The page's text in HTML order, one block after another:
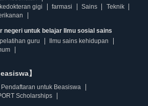
gigi
farmasi Sains
Teknik
negeri untuk belajar Ilmu sosial sains
guru
Ilmu sains kehidupan
】
Pendaftaran untuk Beasiswa
Scholarships